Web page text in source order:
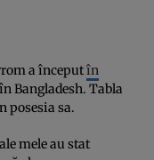
a începutîn
Bangladesh. Tabla
posesia sa.
mele au stat